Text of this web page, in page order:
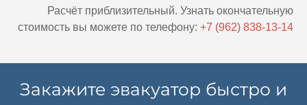
Расчёт приблизительный. Узнать окончательную
стоимость вы можете по телефону:+7 (962) 838-13-14
Закажите эвакуатор быстро и